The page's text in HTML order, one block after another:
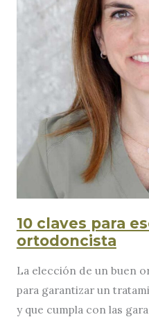
10 claves para
ortodoncista
La elección de un buen
para garantizar un
y que cumpla con las